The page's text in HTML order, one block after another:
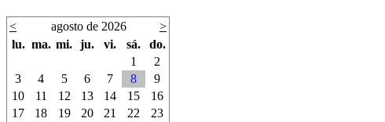
< agosto de 2026
>
lu. ma. mi. ju. vi. sá.
do.
1
2
3
4 5 6 7 8
9
10
11 12 13 14 15
16
17
18 19 20 21 22
23